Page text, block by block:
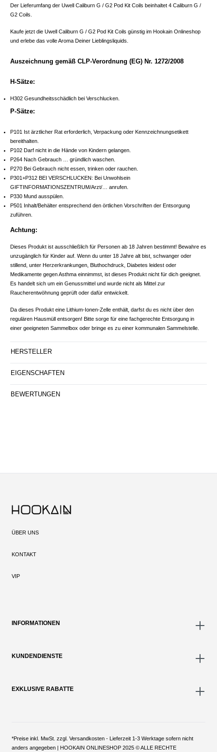
Der Lieferumfang der Uwell Caliburn G / G2 Pod Kit Coils beinhaltet 4 Caliburn G /
G2 Coils.
Kaufe jetzt die Uwell Caliburn G / G2 Pod Kit Coils günstig im Hookain Onlineshop
und erlebe das volle Aroma Deiner Lieblingsliquids.
Auszeichnung gemäß CLP-Verordnung (EG) Nr. 1272/2008
H-Sätze:
H302 Gesundheitsschädlich bei Verschlucken.
P-Sätze:
P101 Ist ärztlicher Rat erforderlich, Verpackung oder Kennzeichnungsetikett
bereithalten.
P102 Darf nicht in die Hände von Kindern gelangen.
P264 Nach Gebrauch … gründlich waschen.
P270 Bei Gebrauch nicht essen, trinken oder rauchen.
P301+P312 BEI VERSCHLUCKEN: Bei Unwohlsein
GIFTINFORMATIONSZENTRUM/Arzt/… anrufen.
P330 Mund ausspülen.
P501 Inhalt/Behälter entsprechend den örtlichen Vorschriften der Entsorgung
zuführen.
Achtung:
Dieses Produkt ist ausschließlich für Personen ab 18 Jahren bestimmt! Bewahre es
unzugänglich für Kinder auf. Wenn du unter 18 Jahre alt bist, schwanger oder
stillend, unter Herzerkrankungen, Bluthochdruck, Diabetes leidest oder
Medikamente gegen Asthma einnimmst, ist dieses Produkt nicht für dich geeignet.
Es handelt sich um ein Genussmittel und wurde nicht als Mittel zur
Raucherentwöhnung geprüft oder dafür entwickelt.
Da dieses Produkt eine Lithium-Ionen-Zelle enthält, darfst du es nicht über den
regulären Hausmüll entsorgen! Bitte sorge für eine fachgerechte Entsorgung in
einer geeigneten Sammelbox oder bringe es zu einer kommunalen Sammelstelle.
HERSTELLER
EIGENSCHAFTEN
BEWERTUNGEN
ÜBER UNS
KONTAKT
VIP
INFORMATIONEN
KUNDENDIENSTE
EXKLUSIVE RABATTE
*Preise inkl. MwSt. zzgl. Versandkosten - Lieferzeit 1-3 Werktage sofern nicht
anders angegeben | HOOKAIN ONLINESHOP 2025 © ALLE RECHTE